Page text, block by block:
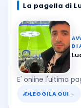
La pagella di
DI
E' online l'ultima
✍LEGGILA QUI →